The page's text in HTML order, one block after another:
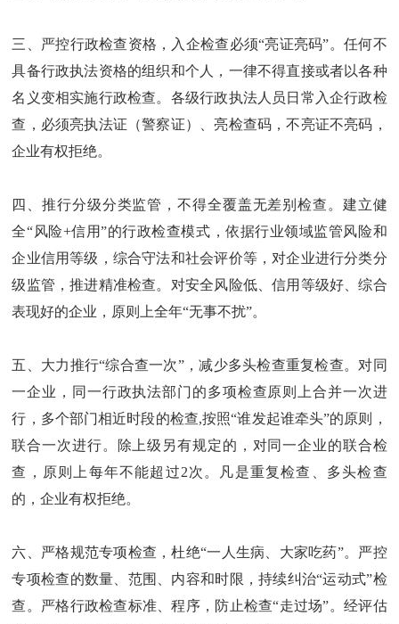
三、严控行政检查资格，入企检查必须“亮证亮码”。任何不
具备行政执法资格的组织和个人，一律不得直接或者以各种
名义变相实施行政检查。各级行政执法人员日常入企行政检
查，必须亮执法证（警察证）、亮检查码，不亮证不亮码，
企业有权拒绝。
四、推行分级分类监管，不得全覆盖无差别检查。建立健
全“风险+信用”的行政检查模式，依据行业领域监管风险和
企业信用等级，综合守法和社会评价等，对企业进行分类分
级监管，推进精准检查。对安全风险低、信用等级好、综合
表现好的企业，原则上全年“无事不扰”。
五、大力推行“综合查一次”，减少多头检查重复检查。对同
一企业，同一行政执法部门的多项检查原则上合并一次进
行，多个部门相近时段的检查,按照“谁发起谁牵头”的原则，
联合一次进行。除上级另有规定的，对同一企业的联合检
查，原则上每年不能超过2次。凡是重复检查、多头检查
的，企业有权拒绝。
六、严格规范专项检查，杜绝“一人生病、大家吃药”。严控
专项检查的数量、范围、内容和时限，持续纠治“运动式”检
查。严格行政检查标准、程序，防止检查“走过场”。经评估